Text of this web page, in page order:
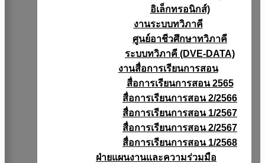
อิเล็กทรอนิกส์)
งานระบบทวิภาคี
ศูนย์อาชีวศึกษาทวิภาคี
ระบบทวิภาคี (DVE-DATA)
งานสื่อการเรียนการสอน
สื่อการเรียนการสอน 2565
สื่อการเรียนการสอน 2/2566
สื่อการเรียนการสอน 1/2567
สื่อการเรียนการสอน 2/2567
สื่อการเรียนการสอน 1/2568
ฝ่ายแผนงานเเละความร่วมมือ